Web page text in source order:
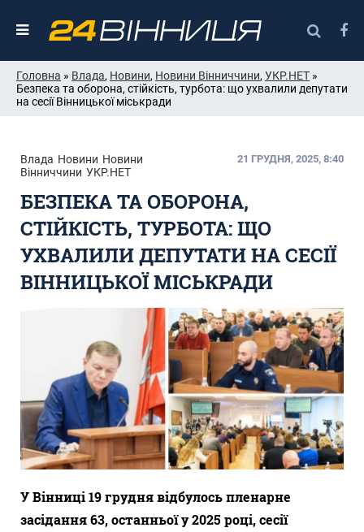
Головна » Влада, Новини, Новини Вінниччини, УКР.НЕТ »
Безпека та оборона, стійкість, турбота: що ухвалили депутати
на сесії Вінницької міськради
Влада Новини Новини
Вінниччини УКР.НЕТ
21 ГРУДНЯ, 2025, 8:40
БЕЗПЕКА ТА ОБОРОНА,
СТІЙКІСТЬ, ТУРБОТА: ЩО
УХВАЛИЛИ ДЕПУТАТИ НА СЕСІЇ
ВІННИЦЬКОЇ МІСЬКРАДИ
У Вінниці 19 грудня відбулось пленарне
засідання 63, останньої у 2025 році, сесії